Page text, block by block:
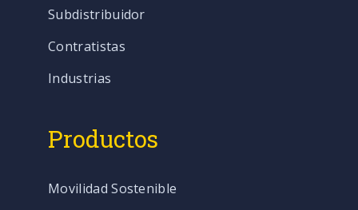
Subdistribuidor
Contratistas
Industrias
Productos
Movilidad Sostenible